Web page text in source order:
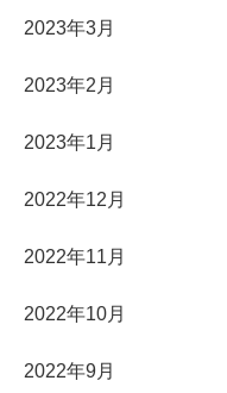
2023年3月
2023年2月
2023年1月
2022年12月
2022年11月
2022年10月
2022年9月